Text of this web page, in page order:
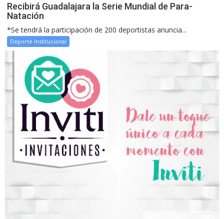
Recibirá Guadalajara la Serie Mundial de Para-
Natación
*Se tendrá la participación de 200 deportistas anuncia...
Deporte Institucional